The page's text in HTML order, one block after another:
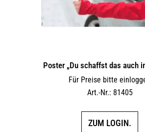
Poster „Du schaffst das auch
Für Preise bitte
Art.-Nr.: 81405
ZUM LOGIN.